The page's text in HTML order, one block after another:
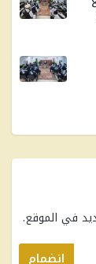
في الموقع.
انضمام